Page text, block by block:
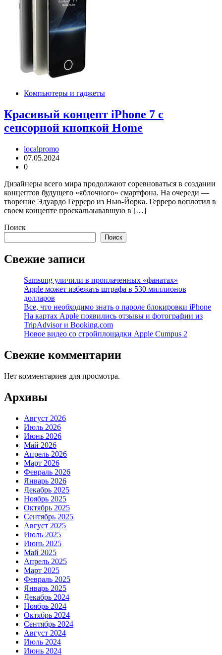
Компьютеры и гаджеты
Красивый концепт iPhone 7 с
сенсорной кнопкой Home
localpromo
07.05.2024
0
Дизайнеры всего мира продолжают соревноваться в создании
концептов будущего «яблочного» смартфона. На очереди —
творение Эдуардо Герреро из Нью-Йорка. Герреро воплотил в
своем концепте проскальзывавшую в […]
Поиск
Поиск
Свежие записи
Samsung уличили в проплаченных «фанатах»
Apple может избежать штрафа в 530 миллионов
долларов
Все, что необходимо знать о пароле блокировки iPhone
На картах Apple появились отзывы и фотографии из
TripAdvisor и Booking.com
Новое видео со стройплощадки Apple Cumpus 2
Свежие комментарии
Нет комментариев для просмотра.
Архивы
Август 2026
Июль 2026
Июнь 2026
Май 2026
Апрель 2026
Март 2026
Февраль 2026
Январь 2026
Декабрь 2025
Ноябрь 2025
Октябрь 2025
Сентябрь 2025
Август 2025
Июль 2025
Июнь 2025
Май 2025
Апрель 2025
Март 2025
Февраль 2025
Январь 2025
Декабрь 2024
Ноябрь 2024
Октябрь 2024
Сентябрь 2024
Август 2024
Июль 2024
Июнь 2024